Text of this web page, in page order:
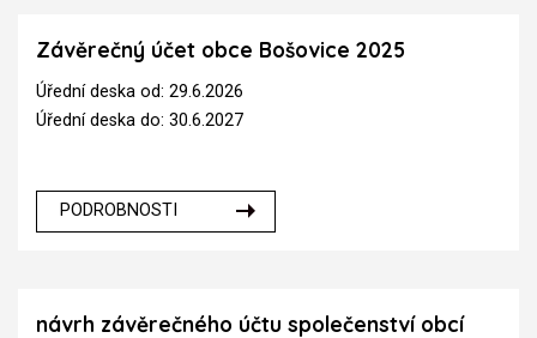
Závěrečný účet obce Bošovice 2025
Úřední deska od: 29.6.2026
Úřední deska do: 30.6.2027
PODROBNOSTI
návrh závěrečného účtu společenství obcí